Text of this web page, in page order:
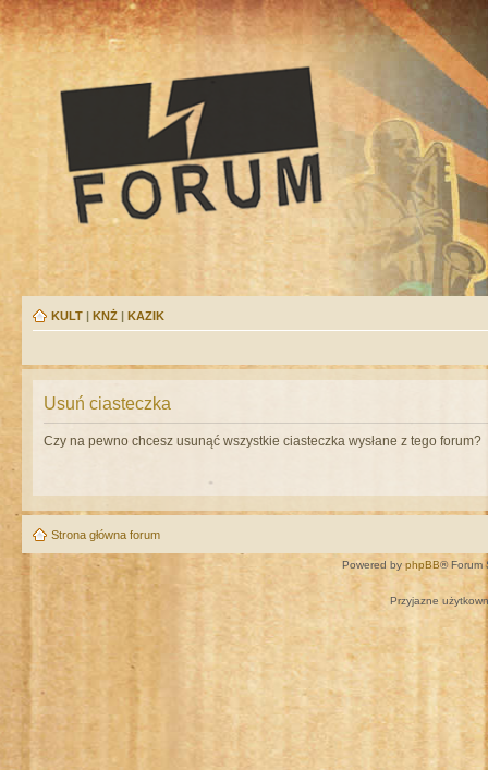
KULT | KNŻ | KAZIK
Usuń ciasteczka
Czy na pewno chcesz usunąć wszystkie ciasteczka wysłane z tego forum?
Strona główna forum
Powered by phpBB® Forum
Przyjazne